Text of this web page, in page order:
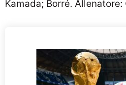
Kamada; Borré. Allenatore: